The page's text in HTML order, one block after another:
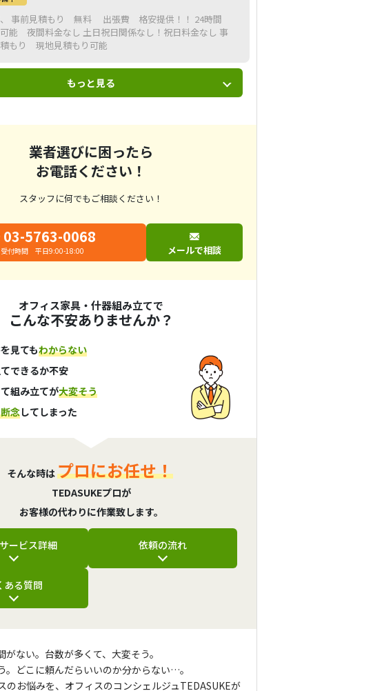
事前見積もり 無料 出張費 格安提供！！ 24時間
能 夜間料金なし 土日祝日関係なし！祝日料金なし 事
もり 現地見積もり可能
もっと見る
業者選びに困ったら
お電話ください！
スタッフに何でもご相談ください！
03-5763-0068
受付時間 平日9:00-18:00 メールで相談
オフィス家具・什器組み立てで
こんな不安ありませんか？
見てもわからない
できるか不安
組み立てが大変そう
念してしまった
そんな時はプロにお任せ！
TEDASUKEプロが
お客様の代わりに作業致します。
ービス詳細 依頼の流れ
ある質問
がない。台数が多くて、大変そう。
。どこに頼んだらいいのか分からない…。
のお悩みを、オフィスのコンシェルジュTEDASUKEが